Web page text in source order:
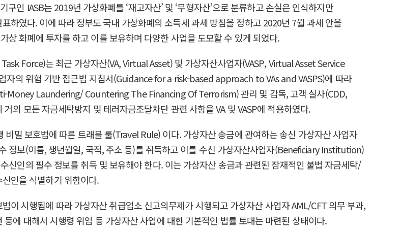
인 IASB는 2019년 가상화폐를 ‘재고자산’ 및 ‘무형자산’으로 분류하고 손실은 인식하지만
하였다. 이에 따라 정부도 국내 가상화폐의 소득세 과세 방침을 정하고 2020년 7월 과세 안을
상 화폐에 투자를 하고 이를 보유하며 다양한 사업을 도모할 수 있게 되었다.
Force)는 최근 가상자산(VA, Virtual Asset) 및 가상자산사업자(VASP, Virtual Asset Service
의 위험 기반 접근법 지침서(Guidance for a risk-based approach to VAs and VASPS)에 따라
Money Laundering/ Countering The Financing Of Terrorism) 관리 및 감독, 고객 실사(CDD,
의 모든 자금세탁방지 및 테러자금조달차단 관련 사항을 VA 및 VASP에 적용하였다.
비밀 보호법에 따른 트래블 룰(Travel Rule) 이다. 가상자산 송금에 관여하는 송신 가상자산 사업자
보(이름, 생년월일, 국적, 주소 등)를 취득하고 이를 수신 가상자산사업자(Beneficiary Institution)
신인의 필수 정보를 취득 및 보유해야 한다. 이는 가상자산 송금과 관련된 잠재적인 불법 자금세탁/
인을 식별하기 위함이다.
이 시행됨에 따라 가상자산 취급업소 신고의무제가 시행되고 가상자산 사업자 AML/CFT 의무 부과,
에 대해서 시행령 위임 등 가상자산 사업에 대한 기본적인 법률 토대는 마련된 상태이다.